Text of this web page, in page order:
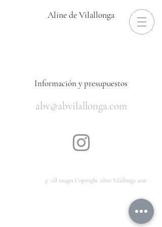
Aline de Vilallonga
Información y presupuestos
abv@abvilallonga.com
© All images Copyright Aline Vilallonga 2026